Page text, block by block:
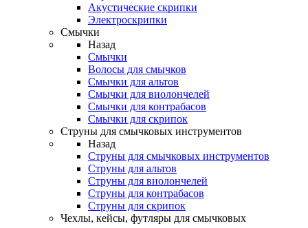
Акустические скрипки
Электроскрипки
Смычки
Назад
Смычки
Волосы для смычков
Смычки для альтов
Смычки для виолончелей
Смычки для контрабасов
Смычки для скрипок
Струны для смычковых инструментов
Назад
Струны для смычковых инструментов
Струны для альтов
Струны для виолончелей
Струны для контрабасов
Струны для скрипок
Чехлы, кейсы, футляры для смычковых